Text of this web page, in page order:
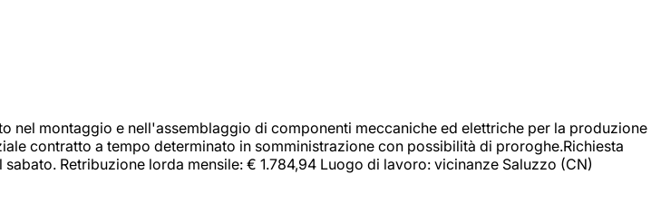
montaggio e nell'assemblaggio di componenti meccaniche ed elettriche per la produzione
contratto a tempo determinato in somministrazione con possibilità di proroghe.Richiesta
Retribuzione lorda mensile: € 1.784,94 Luogo di lavoro: vicinanze Saluzzo (CN)